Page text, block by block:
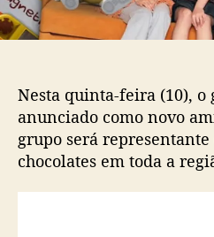
Nesta quinta-feira (10), o
anunciado como novo
grupo será
chocolates em toda a